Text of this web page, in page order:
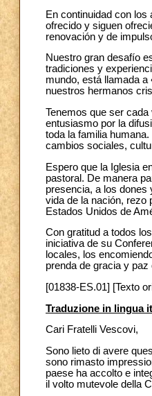
En continuidad con
ofrecido y siguen
renovación y de
Nuestro gran desafío
tradiciones y
mundo, está llamada
nuestros hermanos
Tenemos que ser
entusiasmo por la
toda la familia
cambios sociales,
Espero que la Iglesia
pastoral. De manera
presencia, a los dones
vida de la nación, rezo
Estados Unidos de
Con gratitud a todos
iniciativa de su
locales, los
prenda de gracia y paz
[01838-ES.01] [Texto
Traduzione in lingua
Cari Fratelli Vescovi,
Sono lieto di avere
sono rimasto
paese ha accolto e
il volto mutevole della